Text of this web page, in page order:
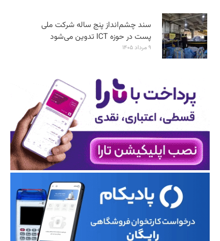
سند چشم‌انداز پنج ساله شرکت ملی
پست در حوزه ICT تدوین می‌شود
۹ مرداد ۱۴۰۵